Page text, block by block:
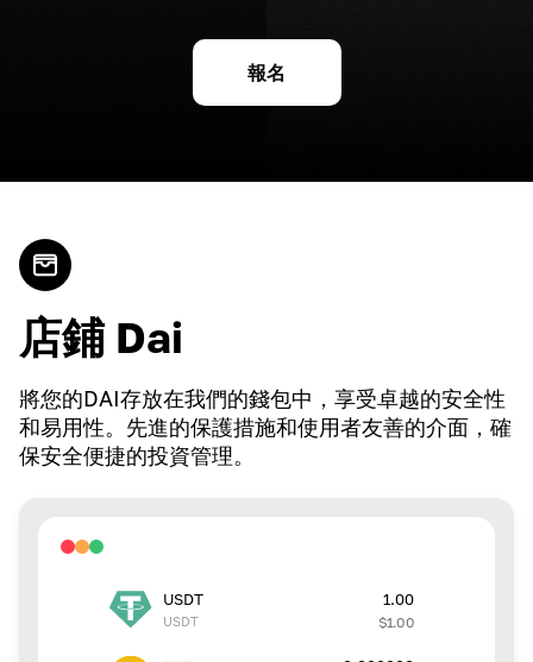
報名
店鋪 Dai
將您的DAI存放在我們的錢包中，享受卓越的安全性
和易用性。先進的保護措施和使用者友善的介面，確
保安全便捷的投資管理。
USDT
USDT
1.00
$1.00